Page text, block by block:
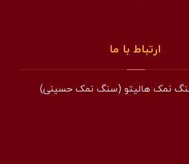
ارتباط با ما
نمک هالیتو (سنگ نمک حسینی)